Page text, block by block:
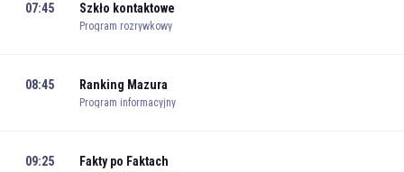
07:45 Szkło kontaktowe
Program rozrywkowy
08:45 Ranking Mazura
Program informacyjny
09:25 Fakty po Faktach